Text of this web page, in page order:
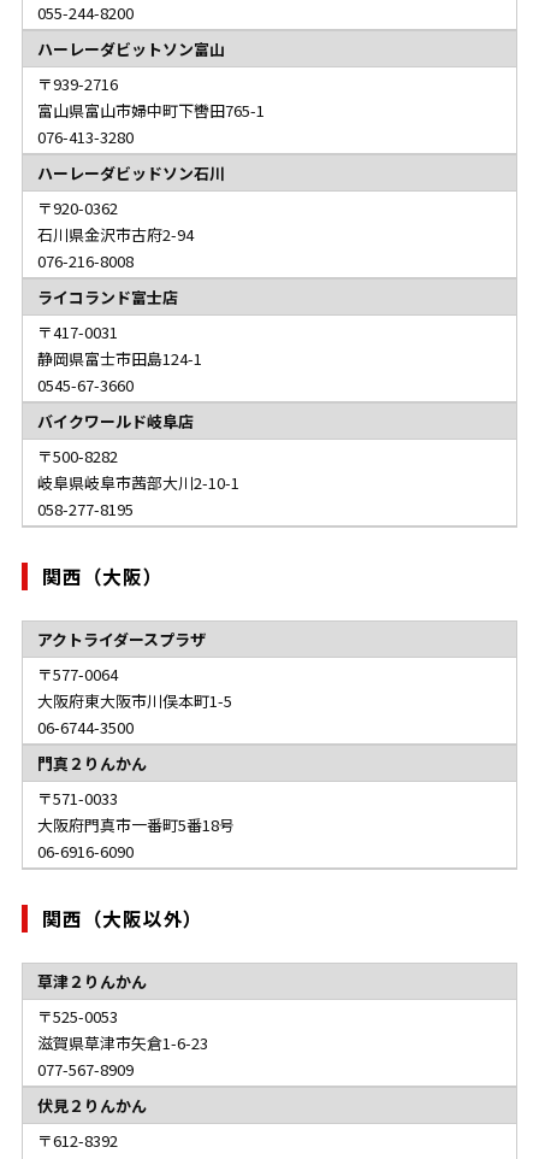
055-244-8200
ハーレーダビットソン富山
939-2716
富山県富山市婦中町下轡田765-1
076-413-3280
ハーレーダビッドソン石川
920-0362
石川県金沢市古府2-94
076-216-8008
ライコランド富士店
417-0031
静岡県富士市田島124-1
0545-67-3660
バイクワールド岐阜店
500-8282
岐阜県岐阜市茜部大川2-10-1
058-277-8195
関西（大阪）
アクトライダースプラザ
577-0064
大阪府東大阪市川俣本町1-5
06-6744-3500
門真２りんかん
571-0033
大阪府門真市一番町5番18号
06-6916-6090
関西（大阪以外）
草津２りんかん
525-0053
滋賀県草津市矢倉1-6-23
077-567-8909
伏見２りんかん
612-8392